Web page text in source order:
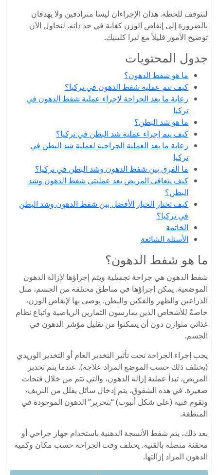
لنتوقف للحظة. هذان الإجراءان ليسا مترادفين ولا يهدفان
بالضرورة إلى إنقاص الوزن كغاية في حد ذاته. لنحاول الآن
توضيح الأمور قليلاً مع ليرا كلينيك.
جدول المحتويات
ما هو شفط الدهون؟
كيف تتم عملية شفط الدهون في تركيا؟
رعاية ما بعد الجراحة لإجراء عملية شفط الدهون في
تركيا
ما هو شد البطن؟
كيف يتم إجراء عملية شد البطن في تركيا؟
رعاية ما بعد العملية الجراحية لعملية شد البطن في
تركيا
ما الفرق بين شفط الدهون وشد البطن في تركيا؟
كيف يتعافى المريض بعد عمليتي شفط الدهون وشد
البطن؟
كيف تختار الخيار الأفضل بين شفط الدهون وشد البطن
في تركيا؟
الخاتمة
الأسئلة الشائعة
ما هو شفط الدهون؟
شفط الدهون هي جراحة تجميلية ويتم إجراؤها لإزالة الدهون
الموضعية. يمكن إجراؤها في مناطق مختلفة من الجسم، مثل
الذراعين والظهر والفكين والبطن. يوصى بها لإنقاص الوزن،
خاصةً للأشخاص الذين يمارسون التمارين الرياضية واتباع نظام
غذائي متوازن دون أن يتمكنوا من تقليل مؤشر الدهون في
الجسم.
يجب إجراء الجراحة تحت تأثير التخدير العام أو التخدير الوريدي
(يختلف ذلك حسب الموضع المراد علاجه). عندما يتم تخدير
المريض، تبدأ عملية إزالة الدهون، والتي تتم من خلال فتحات
صغيرة. في هذه الشقوق، يتم إدخال سائل يقلل من النزيف،
وتقوم قنية (على شكل أنبوب) “بتحرير” الدهون الموجودة في
المنطقة.
بعد ذلك، يتم شفط الأنسجة الدهنية باستخدام جهاز جراحي أو
محقنة متصلة بالقنية. يختلف وقت الجراحة حسب مكان وكمية
الدهون المراد إزالتها.